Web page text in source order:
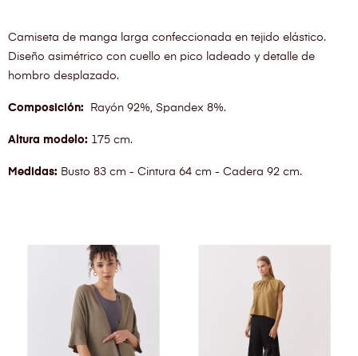
Camiseta de manga larga confeccionada en tejido elástico.
Diseño asimétrico con cuello en pico ladeado y detalle de
hombro desplazado.
Composición: Rayón 92%, Spandex 8%.
Altura modelo: 175 cm.
Medidas: Busto 83 cm - Cintura 64 cm - Cadera 92 cm.